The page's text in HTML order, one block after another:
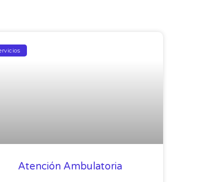
Atención Ambulatoria